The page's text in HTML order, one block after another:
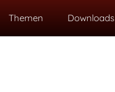
Themen Downloads